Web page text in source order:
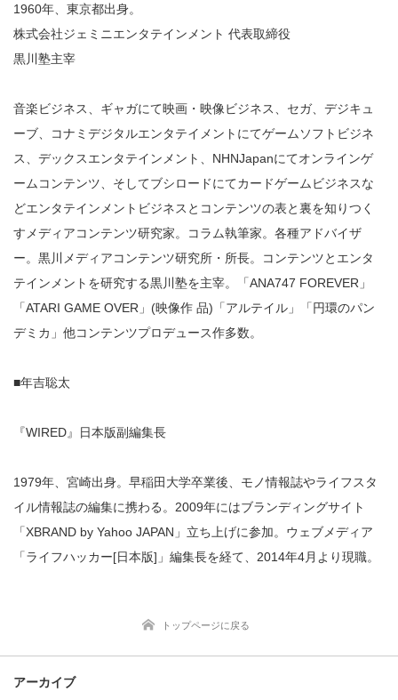
1960年、東京都出身。
株式会社ジェミニエンタテインメント 代表取締役
黒川塾主宰
音楽ビジネス、ギャガにて映画・映像ビジネス、セガ、デジキュ
ーブ、コナミデジタルエンタテイメントにてゲームソフトビジネ
ス、デックスエンタテインメント、NHNJapanにてオンラインゲ
ームコンテンツ、そしてブシロードにてカードゲームビジネスな
どエンタテインメントビジネスとコンテンツの表と裏を知りつく
すメディアコンテンツ研究家。コラム執筆家。各種アドバイザ
ー。黒川メディアコンテンツ研究所・所長。コンテンツとエンタ
テインメントを研究する黒川塾を主宰。「ANA747 FOREVER」
「ATARI GAME OVER」(映像作 品)「アルテイル」「円環のパン
デミカ」他コンテンツプロデュース作多数。
■年吉聡太
『WIRED』日本版副編集長
1979年、宮崎出身。早稲田大学卒業後、モノ情報誌やライフスタ
イル情報誌の編集に携わる。2009年にはブランディングサイト
「XBRAND by Yahoo JAPAN」立ち上げに参加。ウェブメディア
「ライフハッカー[日本版]」編集長を経て、2014年4月より現職。
トップページに戻る
アーカイブ